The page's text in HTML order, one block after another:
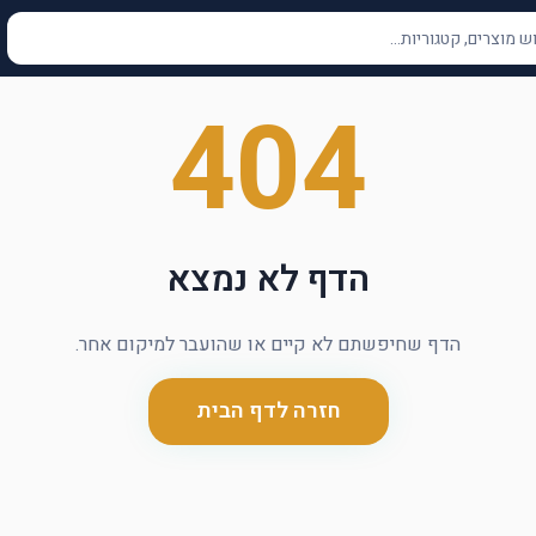
404
הדף לא נמצא
הדף שחיפשתם לא קיים או שהועבר למיקום אחר.
חזרה לדף הבית